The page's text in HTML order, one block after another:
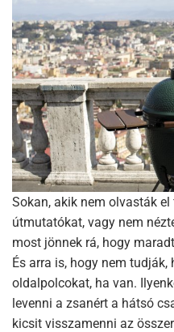
Sokan, akik nem olvasták
útmutatókat, vagy nem
most jönnek rá, hogy
És arra is, hogy nem
oldalpolcokat, ha van.
levenni a zsanért a hátsó
kicsit visszamenni az